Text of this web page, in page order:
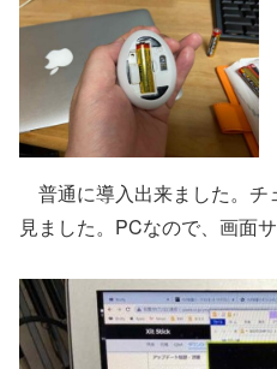
普通に導入出来ました。チ
見ました。PCなので、画面